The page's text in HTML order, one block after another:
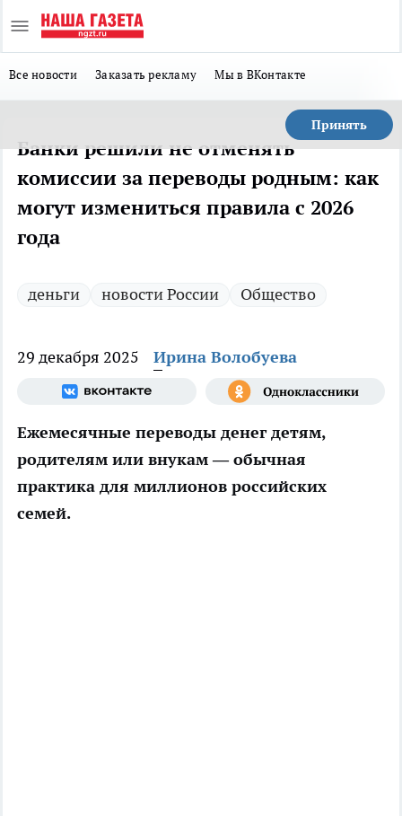
Все новости Заказать рекламу Мы в ВКонтакте
Принять
Банки решили не отменять
комиссии за переводы родным: как
могут измениться правила с 2026
года
деньги новости России Общество
29 декабря 2025 Ирина Волобуева
Ежемесячные переводы денег детям,
родителям или внукам — обычная
практика для миллионов российских
семей.